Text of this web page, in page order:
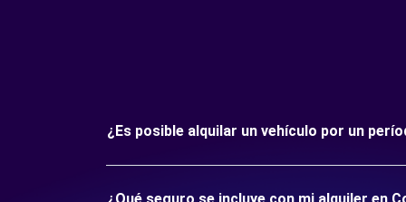
¿Es posible alquilar un vehículo por un
¿Qué seguro se incluye con mi alquiler en